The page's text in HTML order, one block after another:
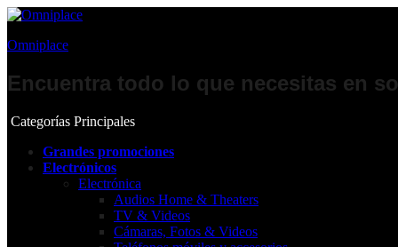
Omniplace
Encuentra todo lo que necesitas en
Categorías Principales
Grandes promociones
Electrónicos
Electrónica
Audios Home & Theaters
TV & Videos
Cámaras, Fotos & Videos